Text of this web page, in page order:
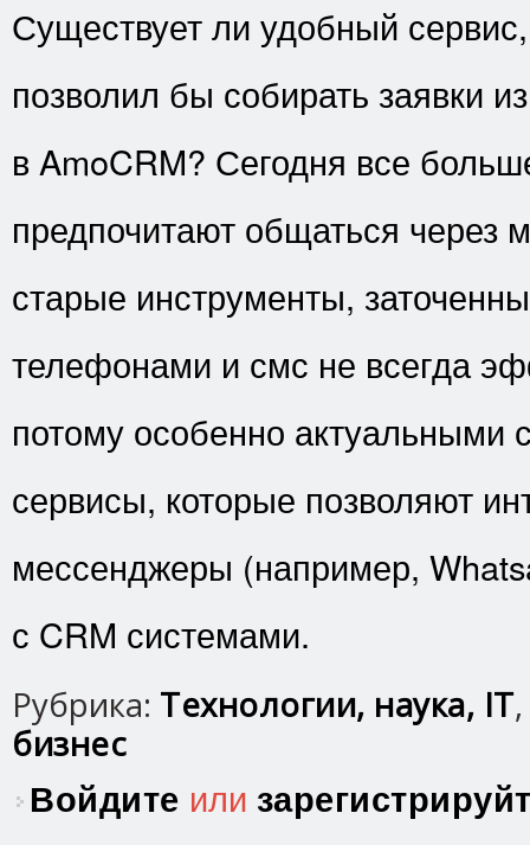
Существует ли удобный
позволил бы собирать заявки
в AmoCRM? Сегодня все
предпочитают общаться через
старые инструменты,
телефонами и смс не всегда
потому особенно актуальными
сервисы, которые позволяют
мессенджеры (например,
с CRM системами.
Рубрика: Технологии, наука, IT,
бизнес
Войдите или